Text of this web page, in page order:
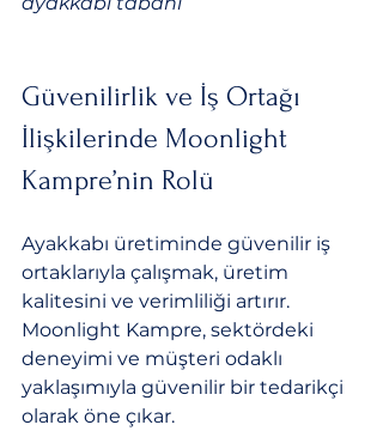
Güvenilirlik ve İş Ortağı
İlişkilerinde Moonlight
Kampre’nin Rolü
Ayakkabı üretiminde güvenilir iş
ortaklarıyla çalışmak, üretim
kalitesini ve verimliliği artırır.
Moonlight Kampre, sektördeki
deneyimi ve müşteri odaklı
yaklaşımıyla güvenilir bir tedarikçi
olarak öne çıkar.